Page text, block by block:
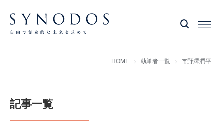
HOME 執筆者一覧 市野澤潤平
記事一覧